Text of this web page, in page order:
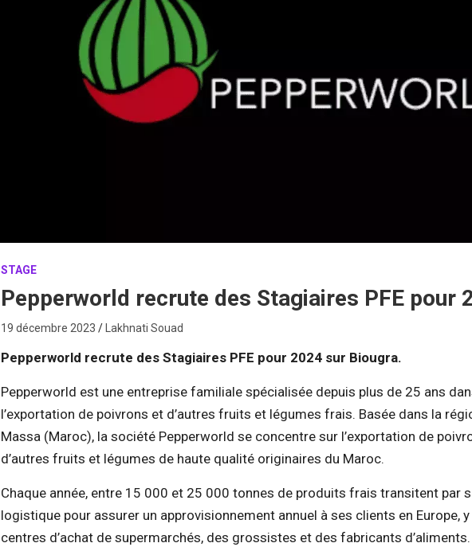
STAGE
Pepperworld recrute des Stagiaires PFE pour
19 décembre 2023 Lakhnati Souad
Pepperworld recrute des Stagiaires PFE pour 2024 sur Biougra.
Pepperworld est une entreprise familiale spécialisée depuis plus de 25 ans
l’exportation de poivrons et d’autres fruits et légumes frais. Basée dans la
Massa (Maroc), la société Pepperworld se concentre sur l’exportation de
d’autres fruits et légumes de haute qualité originaires du Maroc.
Chaque année, entre 15 000 et 25 000 tonnes de produits frais transitent par
logistique pour assurer un approvisionnement annuel à ses clients en Europe,
centres d’achat de supermarchés, des grossistes et des fabricants d’aliments.